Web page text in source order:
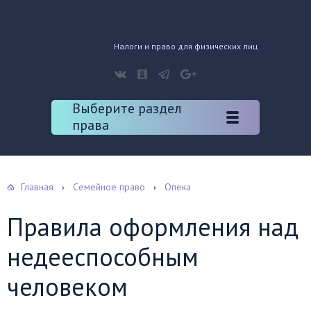
Налоги и право для физических лиц
Выберите раздел
права
Главная Семейное право Опека
Правила оформления над
недееспособным
человеком